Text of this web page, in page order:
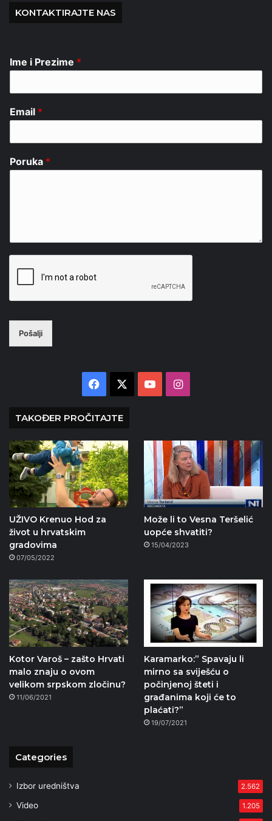
KONTAKTIRAJTE NAS
Ime i Prezime *
Email *
Poruka *
Pošalji
Facebook YouTubeInstagram
TAKOĐER PROČITAJTE
UŽIVO Krenuo Hod za
život u hrvatskim
gradovima
07/05/2022
Može li to Vesna Teršelić
uopće shvatiti?
15/04/2023
Kotor Varoš – zašto Hrvati
malo znaju o ovom
velikom srpskom zločinu?
11/06/2021
Karamarko:” Spavaju li
mirno sa sviješću o
počinjenoj šteti i
građanima koji će to
plaćati?”
19/07/2021
Categories
Izbor uredništva 2.562
Video 1.205